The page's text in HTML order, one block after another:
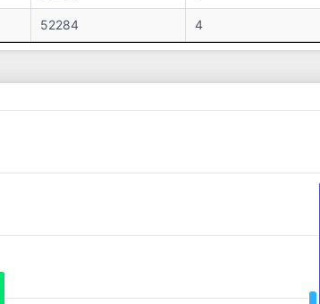
52284 4
ranges from 5214 to 1923431.